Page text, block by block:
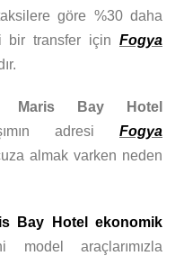
göre %30 daha
bir transfer için Fogya
Maris Bay Hotel
adresi Fogya
almak varken neden
Bay Hotel ekonomik
model araçlarımızla